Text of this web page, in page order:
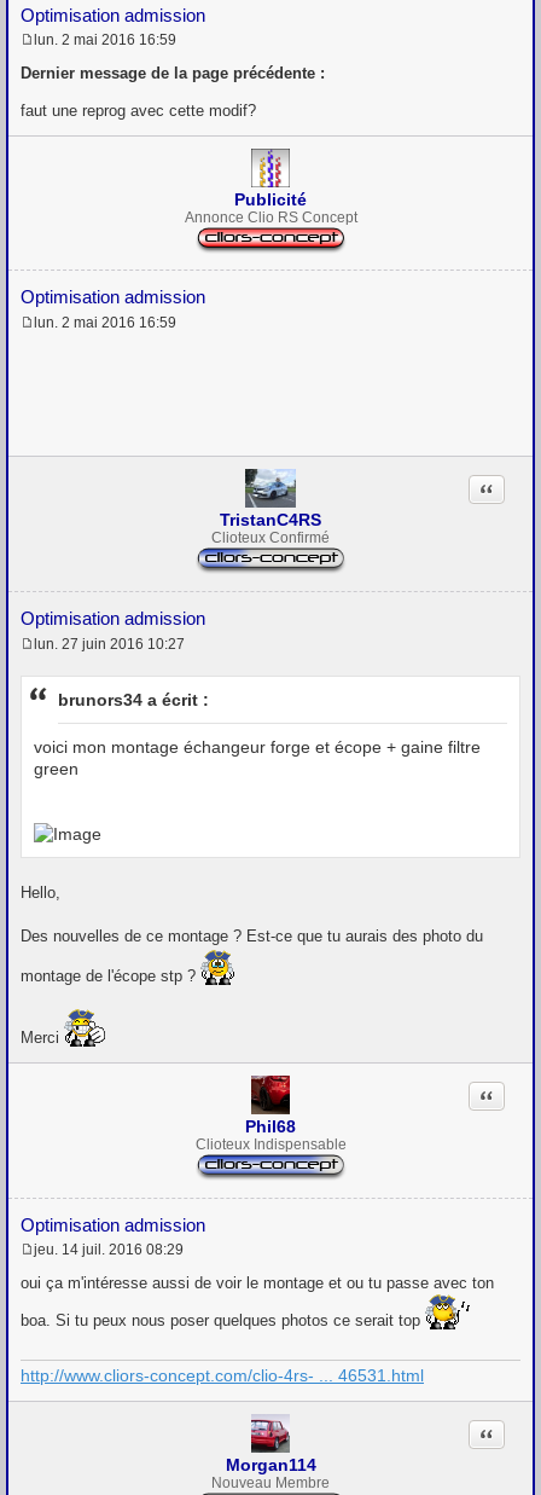
Optimisation admission
e
s
a
g
lun. 2 mai 2016 16:59
Dernier message de la page précédente :
faut une reprog avec cette modif?
Publicité
Annonce Clio RS Concept
Optimisation admission
lun. 2 mai 2016 16:59
TristanC4RS
Clioteux Confirmé
Optimisation admission
Citation
e
s
g
e
lun. 27 juin 2016 10:27
brunors34 a écrit :
voici mon montage échangeur forge et écope + gaine filtre
green
Hello,
Des nouvelles de ce montage ? Est-ce que tu aurais des photo du
montage de l'écope stp ?
Merci
Phil68
Clioteux Indispensable
Optimisation admission
Citation
e
s
a
e
jeu. 14 juil. 2016 08:29
oui ça m'intéresse aussi de voir le montage et ou tu passe avec ton
boa. Si tu peux nous poser quelques photos ce serait top
http://www.cliors-concept.com/clio-4rs- ... 46531.html
Morgan114
Nouveau Membre
Citation